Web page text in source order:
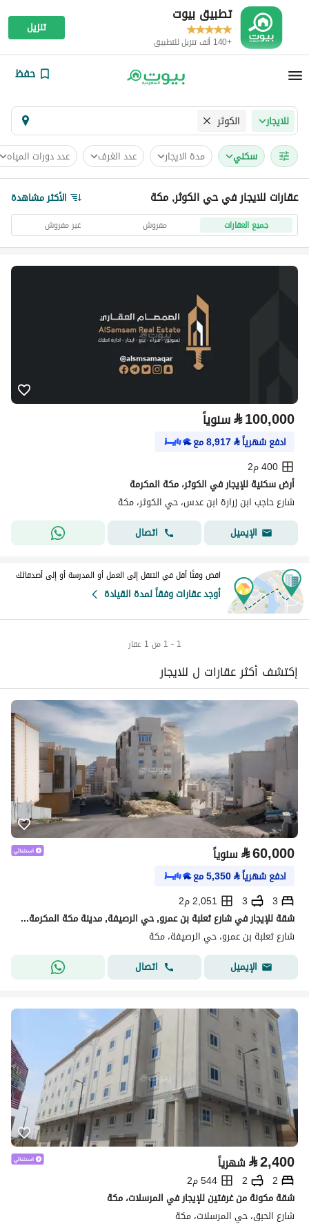
تطبيق بيوت
+140 ألف تنزيل للتطبيق
تنزيل
حفظ
للايجار الكوثر
سكني مدة الايجار عدد الغرف عدد دورات المياه
عقارات للايجار في حي الكوثر, مكة الأكثر مشاهدة
جميع العقارات مفروش غير مفروش
⃁100,000 سنوياً
ادفع شهرياً⃁
8,917مع
400 م2
أرض سكنية للإيجار في الكوثر، مكة المكرمة
شارع حاجب ابن زرارة ابن عدس، حي الكوثر، مكة
الإيميل
اتصال
اقض وقتًا أقل في التنقل إلى العمل أو المدرسة أو إلى أصدقائك
أوجد عقارات وفقاً لمدة القيادة
1 - 1 من 1 عقار
إكتشف أكثر عقارات ل للايجار
⃁60,000 سنوياً
ادفع شهرياً⃁
5,350مع
3
3
2,051 م2
شقة للإيجار في شارع ثعلبة بن عمرو, حي الرصيفة, مدينة مكة المكرمة, منطقة مكة المكرمة
شارع ثعلبة بن عمرو، حي الرصيفة، مكة
الإيميل
اتصال
⃁2,400 شهرياً
2
2
544 م2
شقة مكونة من غرفتين للإيجار في المرسلات، مكة
شارع الحبق، حي المرسلات، مكة